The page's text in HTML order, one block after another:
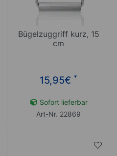
Bügelzuggriff kurz, 15
cm
15,95€ *
Sofort lieferbar
Art-Nr. 22869